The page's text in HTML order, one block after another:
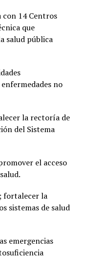
con 14 Centros
que
salud pública
no
la rectoría de
del Sistema
el acceso
fortalecer la
sistemas de salud
emergencias